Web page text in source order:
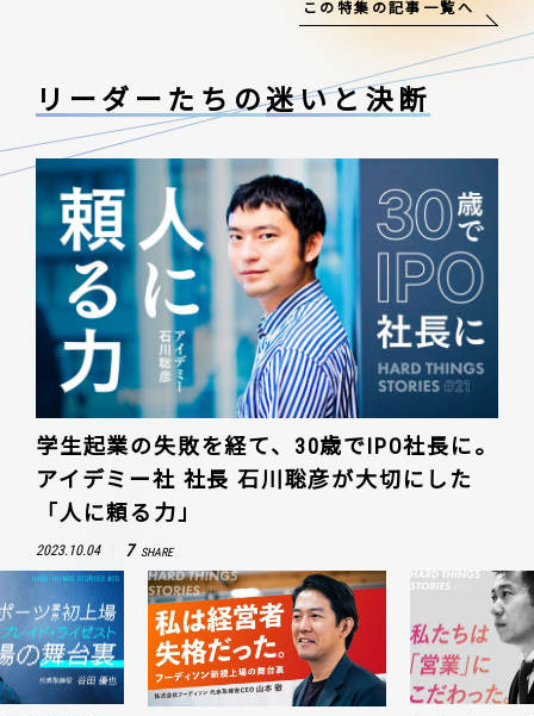
この特集の記事一覧へ
リーダーたちの迷いと決断
学生起業の失敗を経て、30歳でIPO社長に。
アイデミー社 社長 石川聡彦が大切にした
「人に頼る力」
2023.10.04 7 SHARE